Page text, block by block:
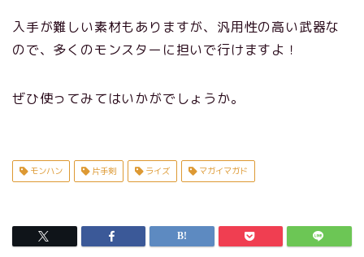
入手が難しい素材もありますが、汎用性の高い武器な
ので、多くのモンスターに担いで行けますよ！
ぜひ使ってみてはいかがでしょうか。
モンハン 片手剣 ライズ マガイマガド